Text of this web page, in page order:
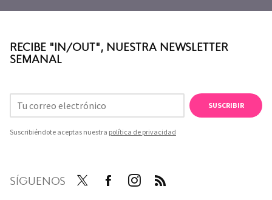
RECIBE "IN/OUT", NUESTRA NEWSLETTER
SEMANAL
SUSCRIBIR
Suscribiéndote aceptas nuestra política de privacidad
SÍGUENOS